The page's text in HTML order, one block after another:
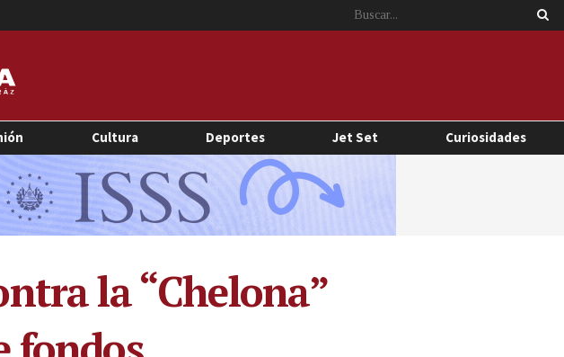
Cultura Deportes Jet Set Curiosidades
la “Chelona”